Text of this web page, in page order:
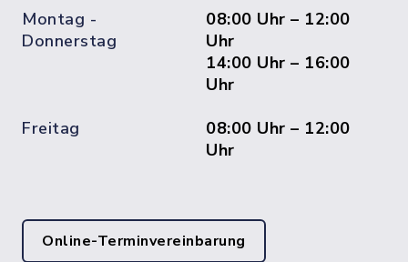
Montag -
Donnerstag
08:00 Uhr – 12:00
Uhr
14:00 Uhr – 16:00
Uhr
Freitag
08:00 Uhr – 12:00
Uhr
Online-Terminvereinbarung